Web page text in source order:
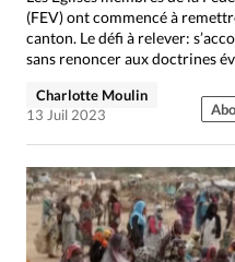
(FEV) ont commencé à
canton. Le défi à relever:
sans renoncer aux doctrines
Charlotte Moulin
13 Juil 2023